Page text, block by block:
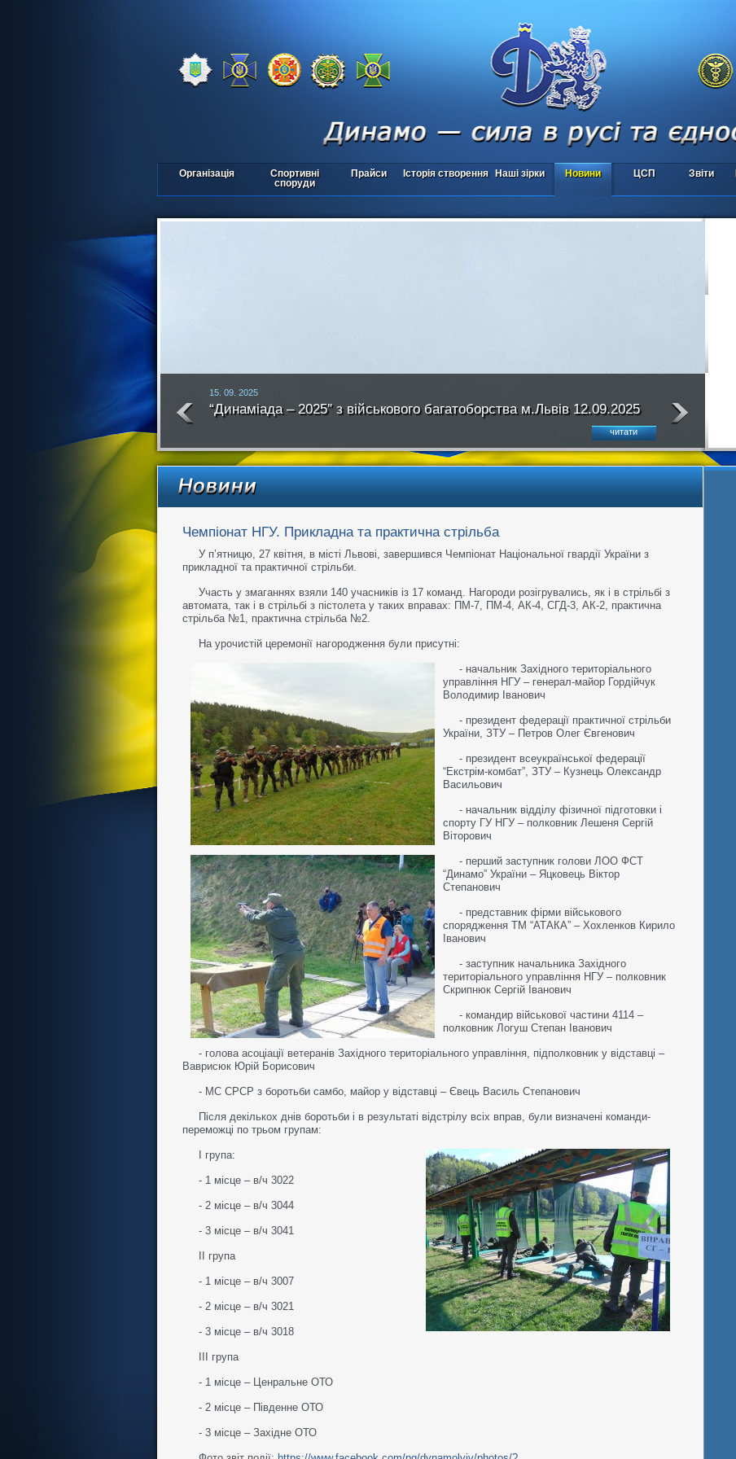
Організація
Спортивні
споруди
Прайси Історія створення Наші зірки Новини ЦСП Звіти
15. 09. 2025
“Динаміада – 2025″ з військового багатоборства м.Львів 12.09.2025
року
читати
Чемпіонат НГУ. Прикладна та практична стрільба
У п’ятницю, 27 квітня, в місті Львові, завершився Чемпіонат Національної гвардії України з
прикладної та практичної стрільби.
Участь у змаганнях взяли 140 учасників із 17 команд. Нагороди розігрувались, як і в стрільбі з
автомата, так і в стрільбі з пістолета у таких вправах: ПМ-7, ПМ-4, АК-4, СГД-3, АК-2, практична
стрільба №1, практична стрільба №2.
На урочистій церемонії нагородження були присутні:
- начальник Західного територіального
управління НГУ – генерал-майор Гордійчук
Володимир Іванович
- президент федерації практичної стрільби
України, ЗТУ – Петров Олег Євгенович
- президент всеукраїнської федерації
“Екстрім-комбат”, ЗТУ – Кузнець Олександр
Васильович
- начальник відділу фізичної підготовки і
спорту ГУ НГУ – полковник Лешеня Сергій
Віторович
- перший заступник голови ЛОО ФСТ
“Динамо” України – Яцковець Віктор
Степанович
- представник фірми військового
спорядження ТМ “АТАКА” – Хохленков Кирило
Іванович
- заступник начальника Західного
територіального управління НГУ – полковник
Скрипнюк Сергій Іванович
- командир військової частини 4114 –
полковник Логуш Степан Іванович
- голова асоціації ветеранів Західного територіального управління, підполковник у відставці –
Ваврисюк Юрій Борисович
- МС СРСР з боротьби самбо, майор у відставці – Євець Василь Степанович
Після декількох днів боротьби і в результаті відстрілу всіх вправ, були визначені команди-
переможці по трьом групам:
І група:
- 1 місце – в/ч 3022
- 2 місце – в/ч 3044
- 3 місце – в/ч 3041
ІІ група
- 1 місце – в/ч 3007
- 2 місце – в/ч 3021
- 3 місце – в/ч 3018
ІІІ група
- 1 місце – Ценральне ОТО
- 2 місце – Південне ОТО
- 3 місце – Західне ОТО